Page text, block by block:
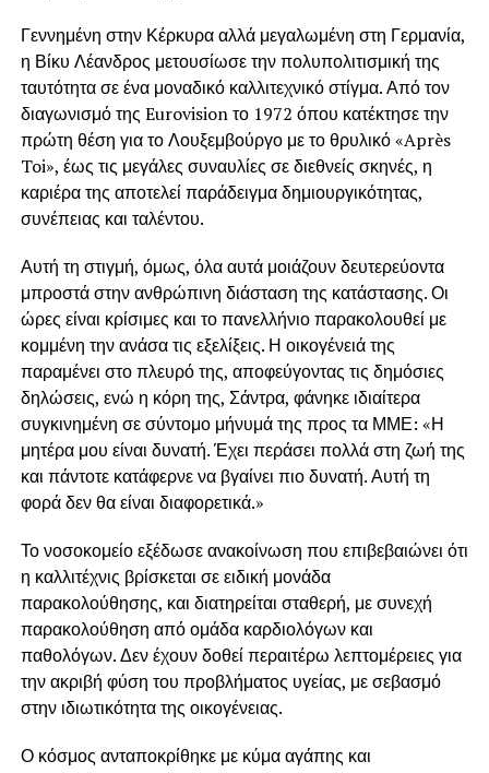
Γεννημένη στην Κέρκυρα αλλά μεγαλωμένη στη Γερμανία,
η Βίκυ Λέανδρος μετουσίωσε την πολυπολιτισμική της
ταυτότητα σε ένα μοναδικό καλλιτεχνικό στίγμα. Από τον
διαγωνισμό της Eurovision το 1972 όπου κατέκτησε την
πρώτη θέση για το Λουξεμβούργο με το θρυλικό «Après
Toi», έως τις μεγάλες συναυλίες σε διεθνείς σκηνές, η
καριέρα της αποτελεί παράδειγμα δημιουργικότητας,
συνέπειας και ταλέντου.
Αυτή τη στιγμή, όμως, όλα αυτά μοιάζουν δευτερεύοντα
μπροστά στην ανθρώπινη διάσταση της κατάστασης. Οι
ώρες είναι κρίσιμες και το πανελλήνιο παρακολουθεί με
κομμένη την ανάσα τις εξελίξεις. Η οικογένειά της
παραμένει στο πλευρό της, αποφεύγοντας τις δημόσιες
δηλώσεις, ενώ η κόρη της, Σάντρα, φάνηκε ιδιαίτερα
συγκινημένη σε σύντομο μήνυμά της προς τα ΜΜΕ: «Η
μητέρα μου είναι δυνατή. Έχει περάσει πολλά στη ζωή της
και πάντοτε κατάφερνε να βγαίνει πιο δυνατή. Αυτή τη
φορά δεν θα είναι διαφορετικά.»
Το νοσοκομείο εξέδωσε ανακοίνωση που επιβεβαιώνει ότι
η καλλιτέχνις βρίσκεται σε ειδική μονάδα
παρακολούθησης, και διατηρείται σταθερή, με συνεχή
παρακολούθηση από ομάδα καρδιολόγων και
παθολόγων. Δεν έχουν δοθεί περαιτέρω λεπτομέρειες για
την ακριβή φύση του προβλήματος υγείας, με σεβασμό
στην ιδιωτικότητα της οικογένειας.
Ο κόσμος ανταποκρίθηκε με κύμα αγάπης και